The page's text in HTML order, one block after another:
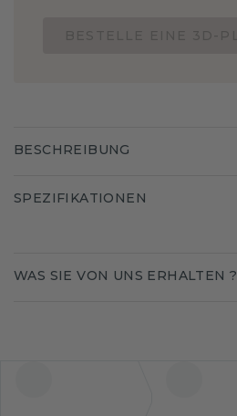
BESCHREIBUNG
SPEZIFIKATIONEN
WAS SIE VON UNS ERHALTEN ?